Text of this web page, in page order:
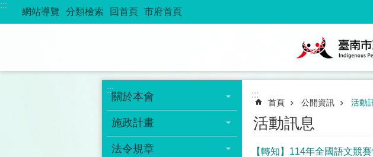
跳到主要內容區塊
:::
網站導覽 分類檢索 回首頁 市府首頁
:::
關於本會
施政計畫
法令規章
:::
首頁 公開資訊 活動
活動訊息
【轉知】114年全國語文競